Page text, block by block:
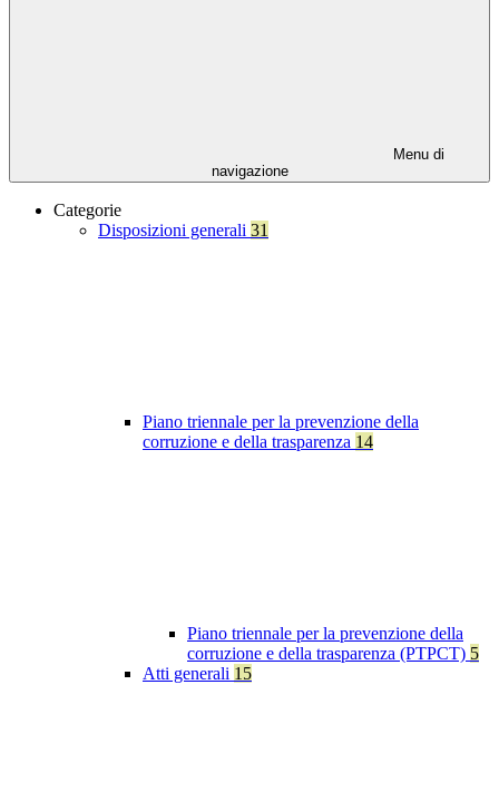
Menu di
navigazione
Categorie
Disposizioni generali 31
Piano triennale per la prevenzione della
corruzione e della trasparenza 14
Piano triennale per la prevenzione della
corruzione e della trasparenza (PTPCT) 5
Atti generali 15